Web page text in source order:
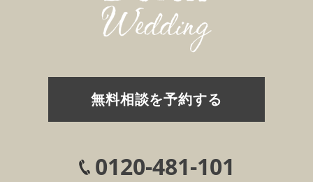
無料相談を予約する
0120-481-101